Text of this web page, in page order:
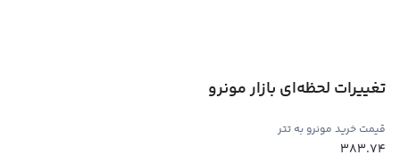
تغییرات لحظه‌ای بازار مونرو
قیمت خرید مونرو به تتر
383.74